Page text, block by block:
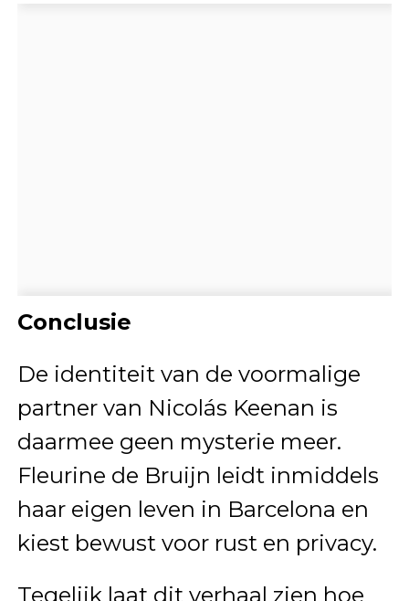
Conclusie
De identiteit van de voormalige
partner van Nicolás Keenan is
daarmee geen mysterie meer.
Fleurine de Bruijn leidt inmiddels
haar eigen leven in Barcelona en
kiest bewust voor rust en privacy.
Tegelijk laat dit verhaal zien hoe